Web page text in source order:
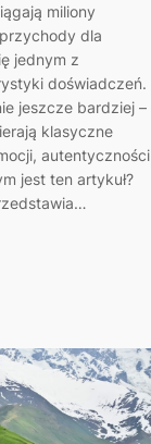
miliony
dla
jednym z
doświadczeń.
jeszcze bardziej –
klasyczne
autentyczności
jest ten artykuł?